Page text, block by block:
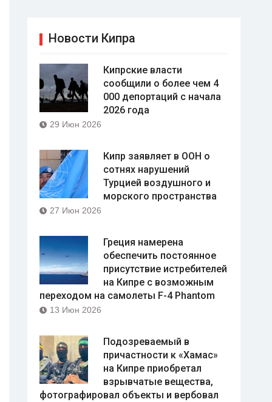
Новости Кипра
Кипрские власти
сообщили о более чем 4
000 депортаций с начала
2026 года
29 Июн 2026
Кипр заявляет в ООН о
сотнях нарушений
Турцией воздушного и
морского пространства
27 Июн 2026
Греция намерена
обеспечить постоянное
присутствие истребителей
на Кипре с возможным
переходом на самолеты F-4 Phantom
13 Июн 2026
Подозреваемый в
причастности к «Хамас»
на Кипре приобретал
взрывчатые вещества,
фотографировал объекты и вербовал